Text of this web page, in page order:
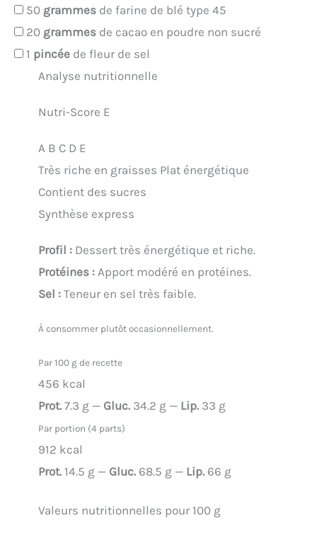
50 grammes de farine de blé type 45
20 grammes de cacao en poudre non sucré
1 pincée de fleur de sel
Analyse nutritionnelle
Nutri-Score E
A B C D E
Très riche en graisses Plat énergétique
Contient des sucres
Synthèse express
Profil : Dessert très énergétique et riche.
Protéines : Apport modéré en protéines.
Sel : Teneur en sel très faible.
À consommer plutôt occasionnellement.
Par 100 g de recette
456 kcal
Prot. 7.3 g — Gluc. 34.2 g — Lip. 33 g
Par portion (4 parts)
912 kcal
Prot. 14.5 g — Gluc. 68.5 g — Lip. 66 g
Valeurs nutritionnelles pour 100 g